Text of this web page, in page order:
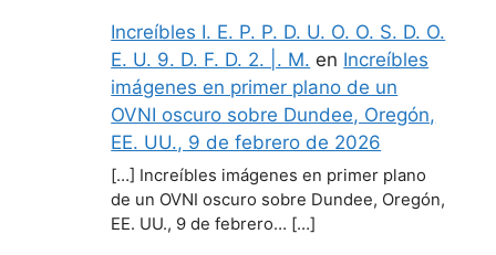
Increíbles I. E. P. P. D. U. O. O. S. D. O.
E. U. 9. D. F. D. 2. |. M. en Increíbles
imágenes en primer plano de un
OVNI oscuro sobre Dundee, Oregón,
EE. UU., 9 de febrero de 2026
[…] Increíbles imágenes en primer plano
de un OVNI oscuro sobre Dundee, Oregón,
EE. UU., 9 de febrero… […]